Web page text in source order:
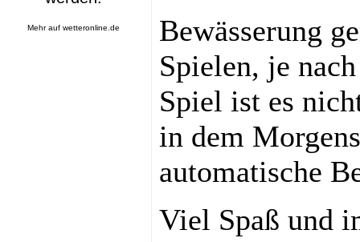
Mehr aufwetteronline.de
Bewässerung
Spielen, je
Spiel ist es
in dem
automatische
Viel Spaß und